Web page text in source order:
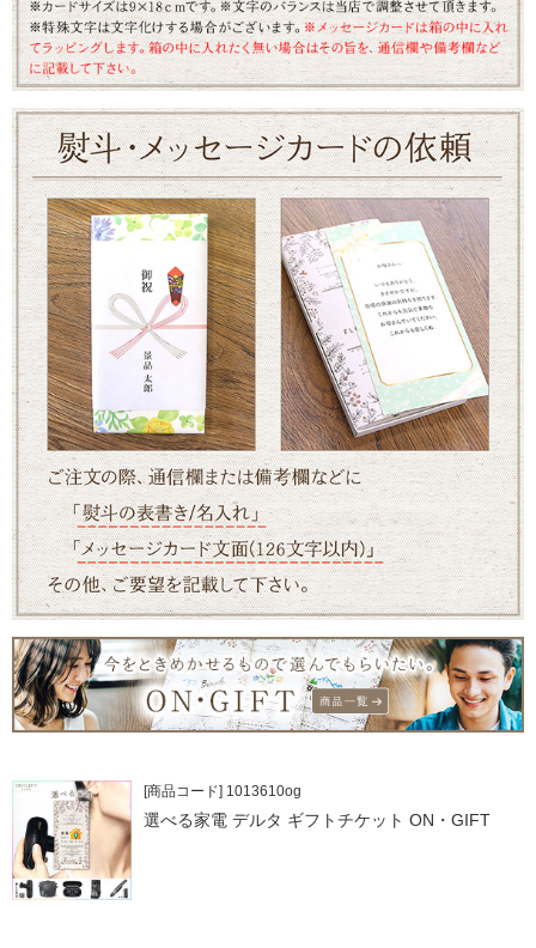
[商品コード] 1013610og
選べる家電 デルタ ギフトチケット ON・GIFT